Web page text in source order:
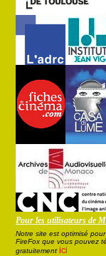
Pour les utilisateurs de
Notre site est optimisé
FireFox que vous pouvez
gratuitement ici